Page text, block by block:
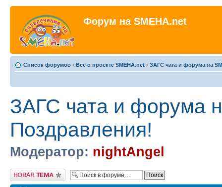
Форум на SMEHA.net
Список форумов ‹ Все о проекте SMEHA.net ‹ ЗАГС чата и форума на
ЗАГС чата и форума
Поздравления!
Модератор: nightAngel
Новая тема